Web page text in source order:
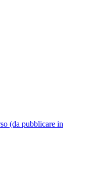
(da pubblicare in